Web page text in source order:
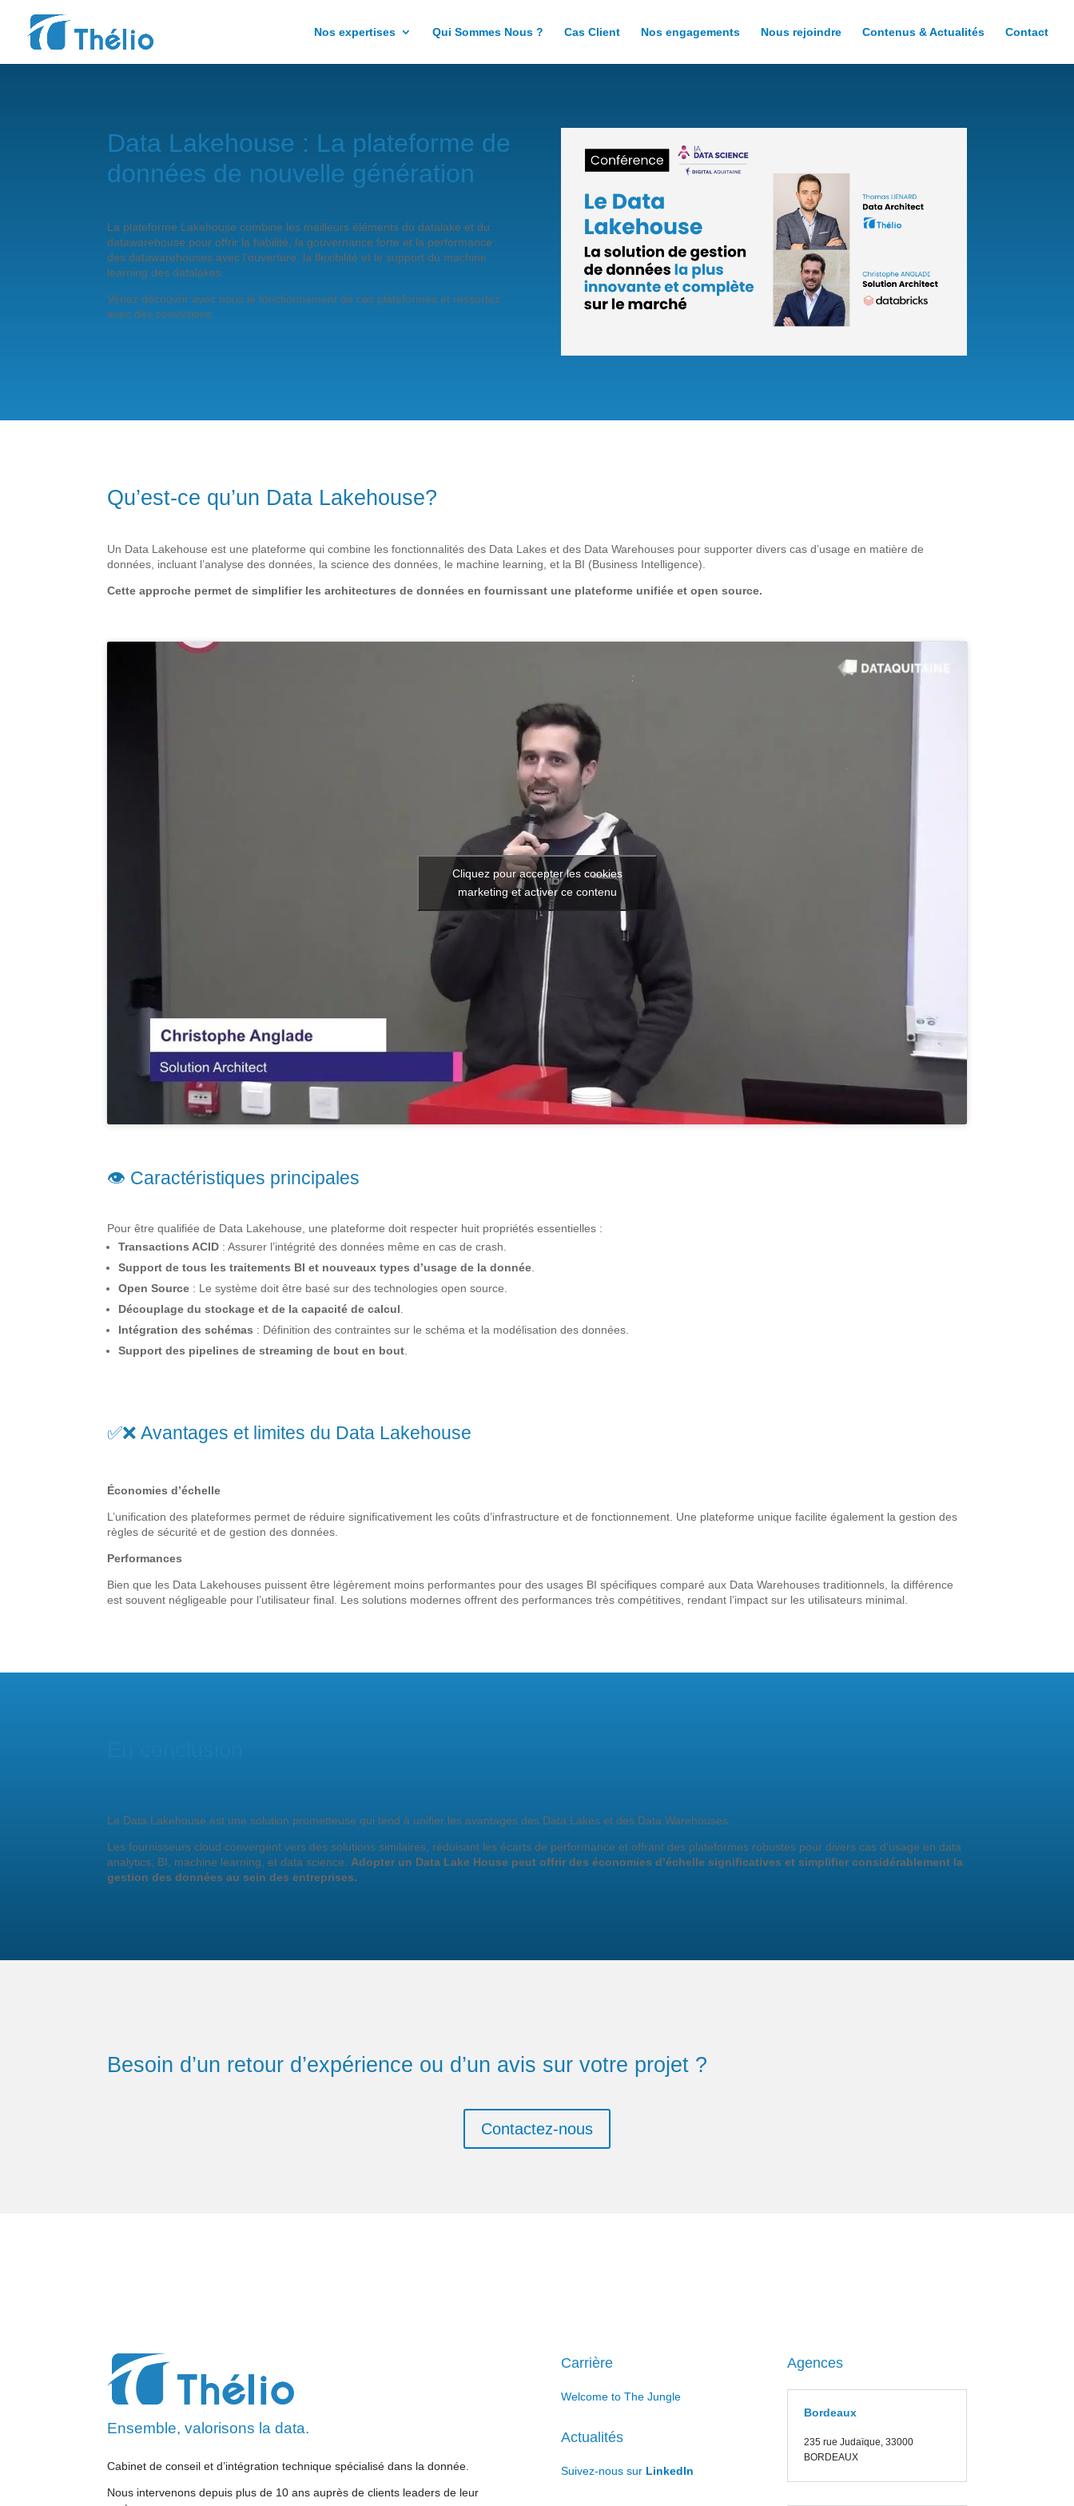
Nos expertises Qui Sommes Nous ? Cas Client Nos engagements Nous rejoindre Contenus & Actualités Contact
Data Lakehouse : La plateforme de
données de nouvelle génération
La plateforme Lakehouse combine les meilleurs éléments du datalake et du
datawarehouse pour offrir la fiabilité, la gouvernance forte et la performance
des datawarehouses avec l’ouverture, la flexibilité et le support du machine
learning des datalakes.
Venez découvrir avec nous le fonctionnement de ces plateformes et ressortez
avec des convictions.
Qu’est-ce qu’un Data Lakehouse?
Un Data Lakehouse est une plateforme qui combine les fonctionnalités des Data Lakes et des Data Warehouses pour supporter divers cas d’usage en matière de
données, incluant l’analyse des données, la science des données, le machine learning, et la BI (Business Intelligence).
Cette approche permet de simplifier les architectures de données en fournissant une plateforme unifiée et open source.
Cliquez pour accepter les cookies
marketing et activer ce contenu
👁️ Caractéristiques principales
Pour être qualifiée de Data Lakehouse, une plateforme doit respecter huit propriétés essentielles :
Transactions ACID : Assurer l’intégrité des données même en cas de crash.
Support de tous les traitements BI et nouveaux types d’usage de la donnée
Open Source : Le système doit être basé sur des technologies open source.
Découplage du stockage et de la capacité de calcul
Intégration des schémas : Définition des contraintes sur le schéma et la modélisation des données.
Support des pipelines de streaming de bout en bout
✅❌ Avantages et limites du Data Lakehouse
Économies d’échelle
L’unification des plateformes permet de réduire significativement les coûts d’infrastructure et de fonctionnement. Une plateforme unique facilite également la gestion des
règles de sécurité et de gestion des données.
Performances
Bien que les Data Lakehouses puissent être légèrement moins performantes pour des usages BI spécifiques comparé aux Data Warehouses traditionnels, la différence
est souvent négligeable pour l’utilisateur final. Les solutions modernes offrent des performances très compétitives, rendant l’impact sur les utilisateurs minimal.
Le Data Lakehouse est une solution prometteuse qui tend à unifier les avantages des Data Lakes et des Data Warehouses.
Les fournisseurs cloud convergent vers des solutions similaires, réduisant les écarts de performance et offrant des plateformes robustes pour divers cas d’usage en data
analytics, BI, machine learning, et data science. Adopter un Data Lake House peut offrir des économies d’échelle significatives et simplifier considérablement la
gestion des données au sein des entreprises.
Besoin d’un retour d’expérience ou d’un avis sur votre projet ?
Contactez-nous
Ensemble, valorisons la data.
Cabinet de conseil et d’intégration technique spécialisé dans la donnée.
Nous intervenons depuis plus de 10 ans auprès de clients leaders de leur
Carrière
Welcome to The Jungle
Actualités
Suivez-nous sur LinkedIn
Agences
Bordeaux
235 rue Judaïque, 33000
BORDEAUX